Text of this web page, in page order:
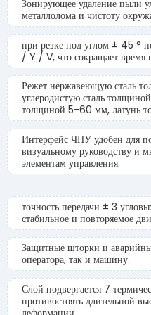
Зонирующее удаление пыли
металлолома и чистоту
при резке под углом ± 45 °
/ Y / V, что сокращает время
Режет нержавеющую сталь
углеродистую сталь
толщиной 5-60 мм, латунь
Интерфейс ЧПУ удобен для
визуальному руководству и
элементам управления.
точность передачи ± 3
стабильное и повторяемое
Защитные шторки и
оператора, так и машину.
Слой подвергается 7
противостоять длительной